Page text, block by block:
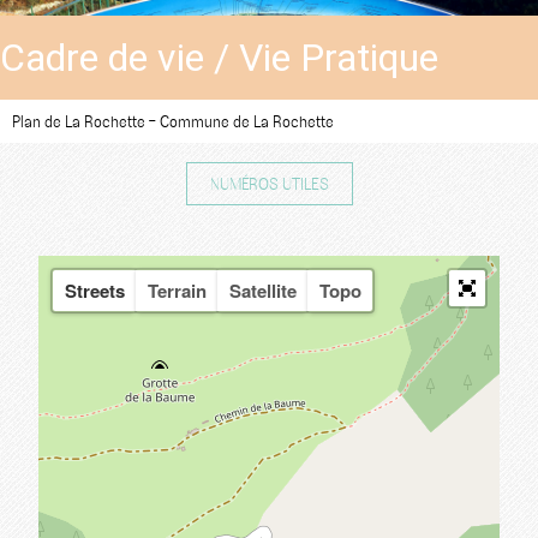
Cadre de vie / Vie Pratique
Plan de La Rochette - Commune de La Rochette
NUMÉROS UTILES
Streets Terrain Satellite Topo